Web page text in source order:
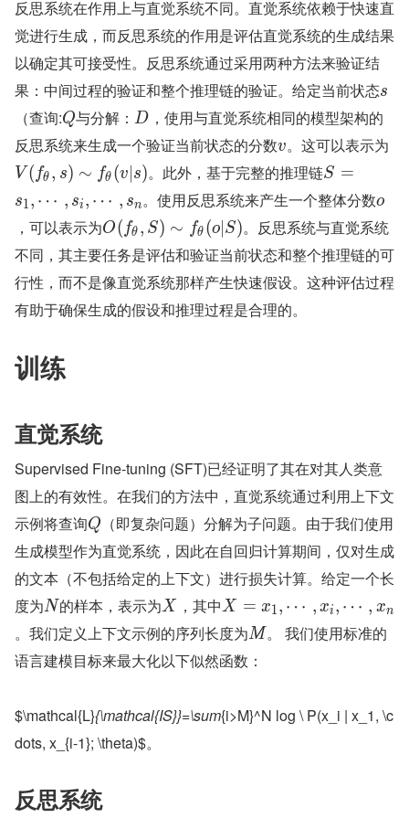
反思系统在作用上与直觉系统不同。直觉系统依赖于快速直
觉进行生成，而反思系统的作用是评估直觉系统的生成结果
以确定其可接受性。反思系统通过采用两种方法来验证结
果：中间过程的验证和整个推理链的验证。给定当前状态s
（查询:Q与分解： D ，使用与直觉系统相同的模型架构的
反思系统来生成一个验证当前状态的分数v。这可以表示为
V ( fθ , s) ∼ fθ (v s)。此外，基于完整的推理链S =
s1, ⋯ , si , ⋯ , sn。使用反思系统来产生一个整体分数o
，可以表示为O( fθ , S) ∼ fθ (o∣ S)。反思系统与直觉系统
不同，其主要任务是评估和验证当前状态和整个推理链的可
行性，而不是像直觉系统那样产生快速假设。这种评估过程
有助于确保生成的假设和推理过程是合理的。
训练
直觉系统
Supervised Fine-tuning (SFT)已经证明了其在对其人类意
图上的有效性。在我们的方法中，直觉系统通过利用上下文
示例将查询Q
（即复杂问题）分解为子问题。由于我们使用
生成模型作为直觉系统，因此在自回归计算期间，仅对生成
的文本（不包括给定的上下文）进行损失计算。给定一个长
度为N的样本，表示为X ，其中X = x1, ⋯ , xi , ⋯ , xn
。我们定义上下文示例的序列长度为M。 我们使用标准的
语言建模目标来最大化以下似然函数：
$\mathcal{L}{\mathcal{IS}}=\sum{i>M}^N log \ P(x_i | x_1, \c
dots, x_{i-1}; \theta)$。
反思系统